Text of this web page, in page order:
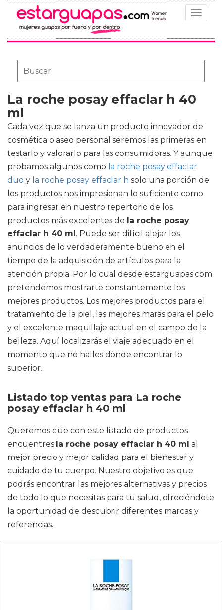
Toggle
La roche posay effaclar h 40
ml
Cada vez que se lanza un producto innovador de
cosmética o aseo personal seremos las primeras en
testarlo y valorarlo para las consumidoras. Y aunque
probamos algunos como la roche posay effaclar
duo y la roche posay effaclar h solo una porción de
los productos nos impresionan lo suficiente como
para ingresar en nuestro repertorio de los
productos más excelentes de la roche posay
effaclar h 40 ml . Puede ser difícil alejar los
anuncios de lo verdaderamente bueno en el
tiempo de la adquisición de artículos para la
atención propia. Por lo cual desde estarguapas.com
pretendemos mostrarte constantemente los
mejores productos. Los mejores productos para el
tratamiento de la piel, las mejores maras para el pelo
y el excelente maquillaje actual en el campo de la
belleza. Aquí localizarás el viaje adecuado en el
momento que no halles dónde encontrar lo
superior.
Listado top ventas para La roche
posay effaclar h 40 ml
Queremos que con este listado de productos
encuentres la roche posay effaclar h 40 ml al
mejor precio y mejor calidad para el bienestar y
cuidado de tu cuerpo. Nuestro objetivo es que
podrás encontrar las mejores alternativas y precios
de todo lo que necesitas para tu salud, ofreciéndote
la oportunidad de descubrir diferentes marcas y
referencias.